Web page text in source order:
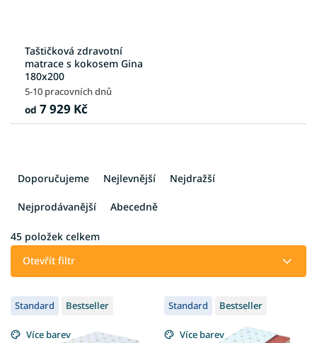
Taštičková zdravotní
matrace s kokosem Gina
180x200
5-10 pracovních dnů
od 7 929 Kč
í
p
d
u
k
Doporučujeme Nejlevnější Nejdražší
Nejprodávanější Abecedně
45 položek celkem
Otevřít filtr
V
ý
p
Standard Bestseller
Více barev
Standard Bestseller
Více barev